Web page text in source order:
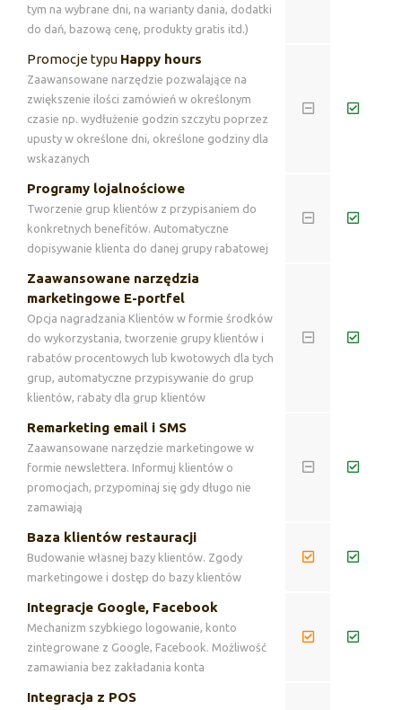
tym na wybrane dni, na warianty dania, dodatki
do dań, bazową cenę, produkty gratis itd.)
Promocje typu Happy hours
Zaawansowane narzędzie pozwalające na
zwiększenie ilości zamówień w określonym
czasie np. wydłużenie godzin szczytu poprzez
upusty w określone dni, określone godziny dla
wskazanych
Programy lojalnościowe
Tworzenie grup klientów z przypisaniem do
konkretnych benefitów. Automatyczne
dopisywanie klienta do danej grupy rabatowej
Zaawansowane narzędzia
marketingowe E-portfel
Opcja nagradzania Klientów w formie środków
do wykorzystania, tworzenie grupy klientów i
rabatów procentowych lub kwotowych dla tych
grup, automatyczne przypisywanie do grup
klientów, rabaty dla grup klientów
Remarketing email i SMS
Zaawansowane narzędzie marketingowe w
formie newslettera. Informuj klientów o
promocjach, przypominaj się gdy długo nie
zamawiają
Baza klientów restauracji
Budowanie własnej bazy klientów. Zgody
marketingowe i dostęp do bazy klientów
Integracje Google, Facebook
Mechanizm szybkiego logowanie, konto
zintegrowane z Google, Facebook. Możliwość
zamawiania bez zakładania konta
Integracja z POS